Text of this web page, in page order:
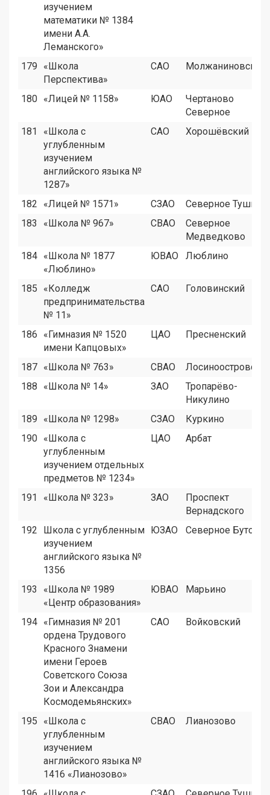
изучением
математики № 1384
имени А.А.
Леманского»
179
«Школа
Перспектива»
САО Молжаниновский
180 «Лицей № 1158» ЮАО
Чертаново
Северное
181
«Школа с
углубленным
изучением
английского языка №
1287»
САО Хорошёвский
182 «Лицей № 1571» СЗАО
Северное Тушино
183
«Школа № 967» СВАО
Северное
Медведково
184 «Школа № 1877
«Люблино»
ЮВАО Люблино
185
«Колледж
предпринимательства
№ 11»
САО Головинский
186
«Гимназия № 1520
имени Капцовых»
ЦАО Пресненский
187 «Школа № 763» СВАО
188
«Школа № 14» ЗАО
Тропарёво-
Никулино
189
«Школа № 1298» СЗАО
Куркино
190 «Школа с
углубленным
изучением отдельных
предметов № 1234»
ЦАО Арбат
191 «Школа № 323» ЗАО
Проспект
Вернадского
192
Школа с углубленным
изучением
английского языка №
1356
ЮЗАО Северное Бутово
193
«Школа № 1989
«Центр образования»
ЮВАО Марьино
194 «Гимназия № 201
ордена Трудового
Красного Знамени
имени Героев
Советского Союза
Зои и Александра
Космодемьянских»
САО Войковский
195
«Школа с
углубленным
изучением
английского языка №
1416 «Лианозово»
СВАО Лианозово